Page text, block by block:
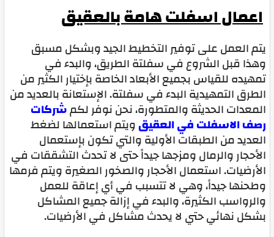
اعمال اسفلت هامة بالعقيق
يتم العمل على توفير التخطيط الجيد وبشكل مسبق
وهذا قبل الشروع في سفلتة الطريق، والبدء في
تمهيده للقياس بجميع الأبعاد الخاصة بإختيار الكثير من
الطرق التمهيدية البدء في سفلتة. الإستعانة بالعديد من
المعدات الحديثة والمتطورة، نحن نوفر لكمشركات
رصف الاسفلت في العقيقويتم استعمالها لضغط
العديد من الطبقات الأولية والتي تكون بإستعمال
الأحجار والرمال ومزجها جيداً حتى لا تحدث التشققات في
الأرضيات. استعمال الأحجار والصخور الصغيرة ويتم فرمها
وطحنها جيداً، وهي لا تتسبب في أي إعاقة للعمل
والرواسب الكثيرة، والبدء في إزالة جميع المشاكل
بشكل نهائي حتي لا يحدث مشاكل في الأرضيات.